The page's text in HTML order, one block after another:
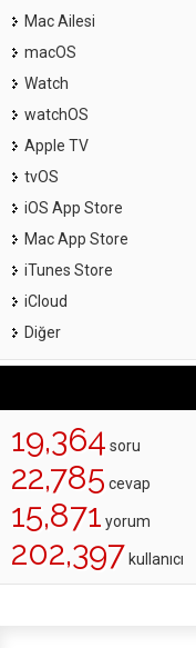
Mac Ailesi
macOS
Watch
watchOS
Apple TV
tvOS
iOS App Store
Mac App Store
iTunes Store
iCloud
Diğer
19,364 soru
22,785 cevap
15,871 yorum
202,397 kullanıcı